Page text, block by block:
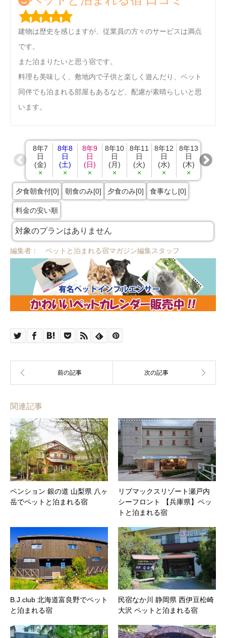
建物は歴史を感じますが、従業員の方々のサービスは満点
です。
また泊まりたいと思う宿です。
料理も美味しく、敷地内で子供と楽しく遊んだり、ペット
同伴でも泊まれる部屋もあるなど、配慮が素晴らしいと思
います。
8年7
日
(金)
×
8年8
日
(土)
×
8年9
日
(日)
×
8年10
日
(月)
×
8年11
日
(火)
×
8年12
日
(水)
×
8年13
日
(木)
×
日
(金)
夕食朝食付[0] 朝食のみ[0] 夕食のみ[0] 食事なし[0]
料金の安い順
対象のプランはありません
編集者： ペットと泊まれる宿マガジン編集スタッフ
関連記事
ペンション 銀の道 山梨県 八ヶ
岳でペットと泊まれる宿
リブマックスリゾート瀬戸内
シーフロント 【兵庫県】ペッ
トと泊まれる宿
B.J.club 北海道富良野でペット
と泊まれる宿
民宿なか川 静岡県 西伊豆松崎
大沢 ペットと泊まれる宿